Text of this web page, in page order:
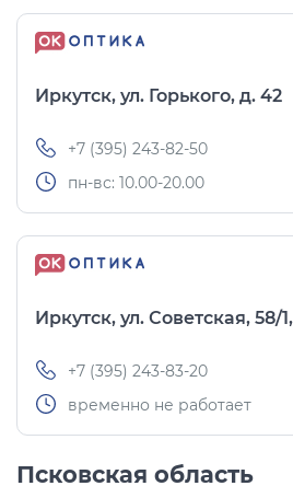
Иркутск, ул. Горького, д. 42
+7 (395) 243-82-50
пн-вс: 10.00-20.00
Иркутск, ул. Советская,
+7 (395) 243-83-20
временно не работает
Псковская область